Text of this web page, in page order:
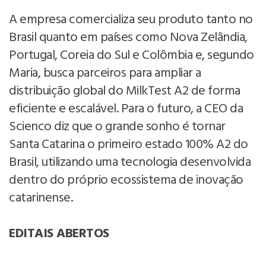
A empresa comercializa seu produto tanto no
Brasil quanto em países como Nova Zelândia,
Portugal, Coreia do Sul e Colômbia e, segundo
Maria, busca parceiros para ampliar a
distribuição global do MilkTest A2 de forma
eficiente e escalável. Para o futuro, a CEO da
Scienco diz que o grande sonho é tornar
Santa Catarina o primeiro estado 100% A2 do
Brasil, utilizando uma tecnologia desenvolvida
dentro do próprio ecossistema de inovação
catarinense.
EDITAIS ABERTOS